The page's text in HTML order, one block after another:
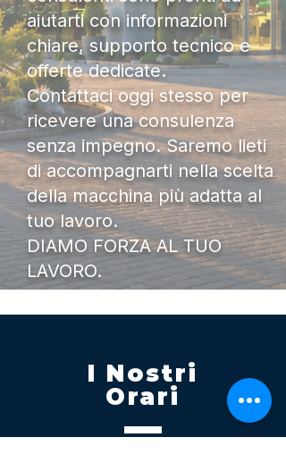
aiutarti con informazioni
chiare, supporto tecnico e
offerte dedicate.
Contattaci oggi stesso per
ricevere una consulenza
senza impegno. Saremo lieti
di accompagnarti nella scelta
della macchina più adatta al
tuo lavoro.
DIAMO FORZA AL TUO
LAVORO.
I Nostri
Orari